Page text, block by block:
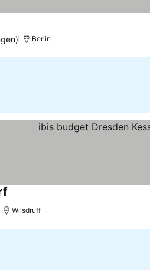
Berlin
Wilsdruff